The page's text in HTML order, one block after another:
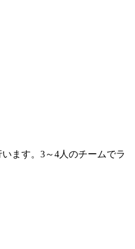
ます。3～4人のチームでラ